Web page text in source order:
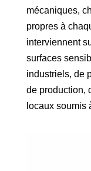
mécaniques,
propres à
interviennent
surfaces
industriels, de
de production,
locaux soumis